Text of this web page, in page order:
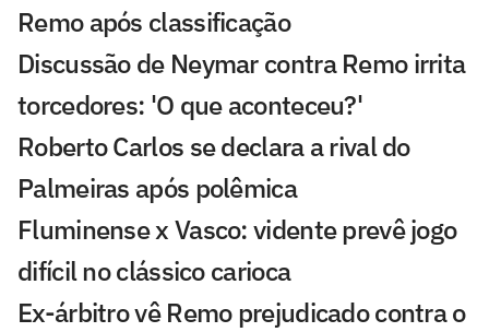
Remo após classificação
Discussão de Neymar contra Remo irrita
torcedores: 'O que aconteceu?'
Roberto Carlos se declara a rival do
Palmeiras após polêmica
Fluminense x Vasco: vidente prevê jogo
difícil no clássico carioca
Ex-árbitro vê Remo prejudicado contra o